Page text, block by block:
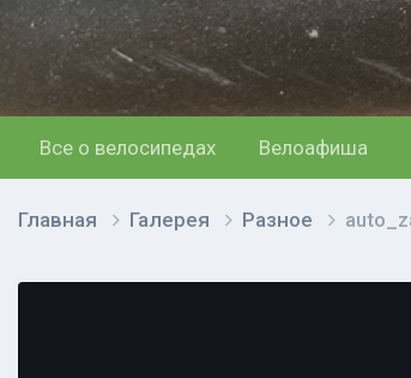
Все о велосипедах Велоафиша
Главная Галерея Разное